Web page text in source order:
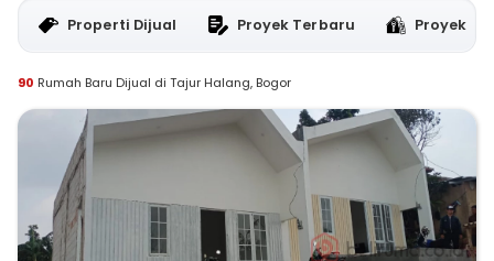
Properti Dijual Proyek Terbaru Proyek
90 Rumah Baru Dijual di Tajur Halang, Bogor